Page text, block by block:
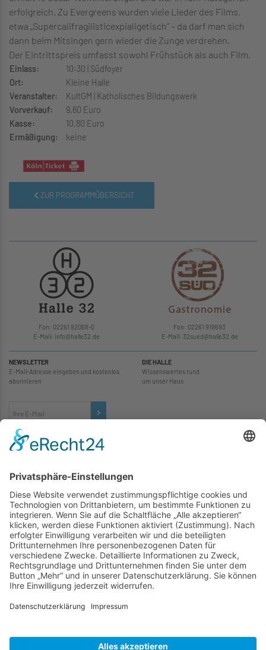
erfolgreich. Zu Evergreens wurden viele Lieder des Films,
etwa „Supercalifragilisticexpialigetisch“ – da darf man sich
dann beim Mitsingen gern wieder die Zunge verdrehen.
Der Eintrittspreis umfasst sowohl Frühstück als auch Film.
Einlass:
10:30 | Südfoyer
Ort:
Kleine Halle
Veranstalter:
KultGM | Katholisches Bildungswerk
Vorverkauf:
9,60 Euro
Kasse:
10,80 Euro
Ermäßigung:
keine
ZUR PROGRAMMÜBERSICHT
Fon: 02261 92068-0
E-Mail: info@halle32.de
Fon: 02261 919693
E-Mail: 32sued@halle32.de
NEWSLETTER
E-Mail-Adresse eingeben und kostenlos
abonnieren
DIE HALLE
Wissenswertes rund
um unser Haus
SOCIAL MEDIA
Besuchen Sie uns auch hier: